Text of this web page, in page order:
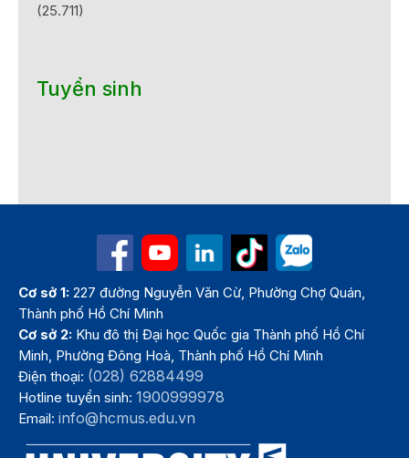
(25.711)
Tuyển sinh
Cơ sở 1: 227 đường Nguyễn Văn Cừ, Phường Chợ Quán,
Thành phố Hồ Chí Minh
Cơ sở 2: Khu đô thị Đại học Quốc gia Thành phố Hồ Chí
Minh, Phường Đông Hoà, Thành phố Hồ Chí Minh
Điện thoại: (028) 62884499
Hotline tuyển sinh:1900999978
Email:info@hcmus.edu.vn